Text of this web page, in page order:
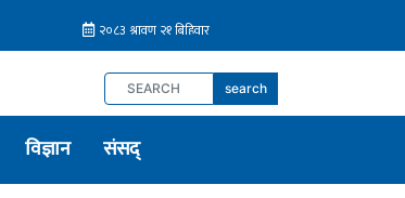
search
विज्ञान संसद्